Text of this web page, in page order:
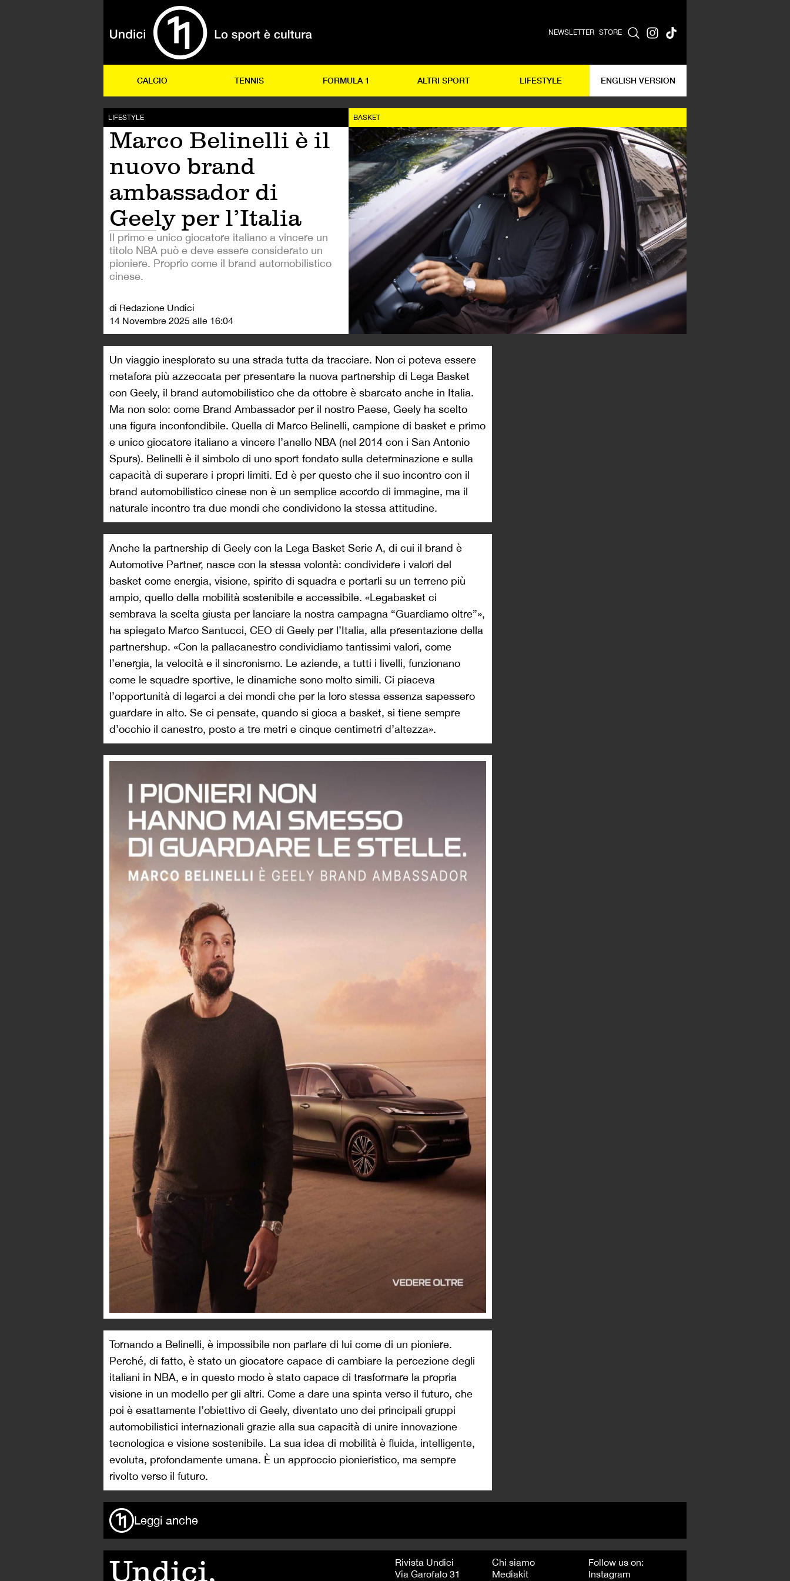
NEWSLETTER STORE
CALCIO TENNIS FORMULA 1 ALTRI SPORT LIFESTYLE ENGLISH VERSION
LIFESTYLE
Marco Belinelli è il
nuovo brand
ambassador di
Geely per l’Italia
Il primo e unico giocatore italiano a vincere un
titolo NBA può e deve essere considerato un
pioniere. Proprio come il brand automobilistico
cinese.
di Redazione Undici
14 Novembre 2025 alle 16:04
BASKET
Un viaggio inesplorato su una strada tutta da tracciare. Non ci poteva essere
metafora più azzeccata per presentare la nuova partnership di Lega Basket
con Geely, il brand automobilistico che da ottobre è sbarcato anche in Italia.
Ma non solo: come Brand Ambassador per il nostro Paese, Geely ha scelto
una figura inconfondibile. Quella di Marco Belinelli, campione di basket e primo
e unico giocatore italiano a vincere l’anello NBA (nel 2014 con i San Antonio
Spurs). Belinelli è il simbolo di uno sport fondato sulla determinazione e sulla
capacità di superare i propri limiti. Ed è per questo che il suo incontro con il
brand automobilistico cinese non è un semplice accordo di immagine, ma il
naturale incontro tra due mondi che condividono la stessa attitudine.
Anche la partnership di Geely con la Lega Basket Serie A, di cui il brand è
Automotive Partner, nasce con la stessa volontà: condividere i valori del
basket come energia, visione, spirito di squadra e portarli su un terreno più
ampio, quello della mobilità sostenibile e accessibile. «Legabasket ci
sembrava la scelta giusta per lanciare la nostra campagna “Guardiamo oltre”»,
ha spiegato Marco Santucci, CEO di Geely per l’Italia, alla presentazione della
partnershup. «Con la pallacanestro condividiamo tantissimi valori, come
l’energia, la velocità e il sincronismo. Le aziende, a tutti i livelli, funzionano
come le squadre sportive, le dinamiche sono molto simili. Ci piaceva
l’opportunità di legarci a dei mondi che per la loro stessa essenza sapessero
guardare in alto. Se ci pensate, quando si gioca a basket, si tiene sempre
d’occhio il canestro, posto a tre metri e cinque centimetri d’altezza».
Tornando a Belinelli, è impossibile non parlare di lui come di un pioniere.
Perché, di fatto, è stato un giocatore capace di cambiare la percezione degli
italiani in NBA, e in questo modo è stato capace di trasformare la propria
visione in un modello per gli altri. Come a dare una spinta verso il futuro, che
poi è esattamente l’obiettivo di Geely, diventato uno dei principali gruppi
automobilistici internazionali grazie alla sua capacità di unire innovazione
tecnologica e visione sostenibile. La sua idea di mobilità è fluida, intelligente,
evoluta, profondamente umana. È un approccio pionieristico, ma sempre
rivolto verso il futuro.
Leggi anche
Undici,
Rivista Undici
Via Garofalo 31
Chi siamo
Mediakit
Follow us on:
Instagram